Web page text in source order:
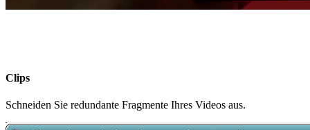
Clips
Schneiden Sie redundante Fragmente Ihres Videos aus.